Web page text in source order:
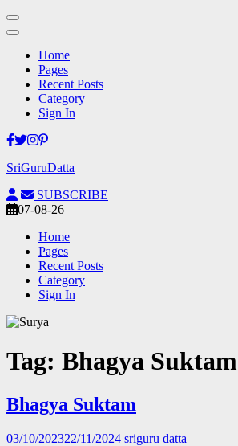
Home
Pages
Recent Posts
Category
Sign In
Skip
content
Enter)
SriGuruDatta
SUBSCRIBE
07-08-26
Home
Pages
Recent Posts
Category
Sign In
Tag: Bhagya Suktam
Bhagya Suktam
03/10/202322/11/2024 sriguru datta